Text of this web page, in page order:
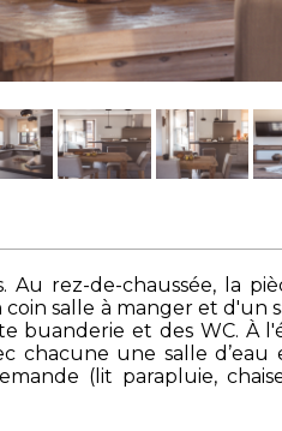
rez-de-chaussée, la
salle à manger et d'un
buanderie et des WC. À
chacune une salle d’eau
(lit parapluie,